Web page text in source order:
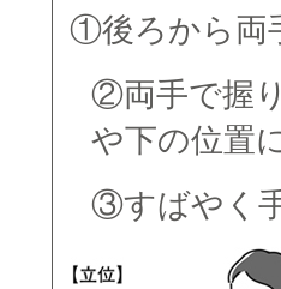
①後ろから両
②両手で握
や下の位置
③すばやく